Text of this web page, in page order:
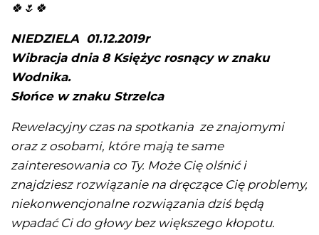
🍀🌷🍀
NIEDZIELA 01.12.2019r
Wibracja dnia 8 Księżyc rosnący w znaku
Wodnika.
Słońce w znaku Strzelca
Rewelacyjny czas na spotkania ze znajomymi
oraz z osobami, które mają te same
zainteresowania co Ty. Może Cię olśnić i
znajdziesz rozwiązanie na dręczące Cię problemy,
niekonwencjonalne rozwiązania dziś będą
wpadać Ci do głowy bez większego kłopotu.